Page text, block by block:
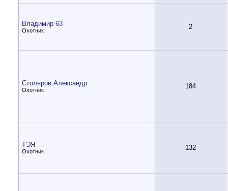
Владимир 63
Охотник 2
Столяров Александр
Охотник 184
ТЭЯ
Охотник 132